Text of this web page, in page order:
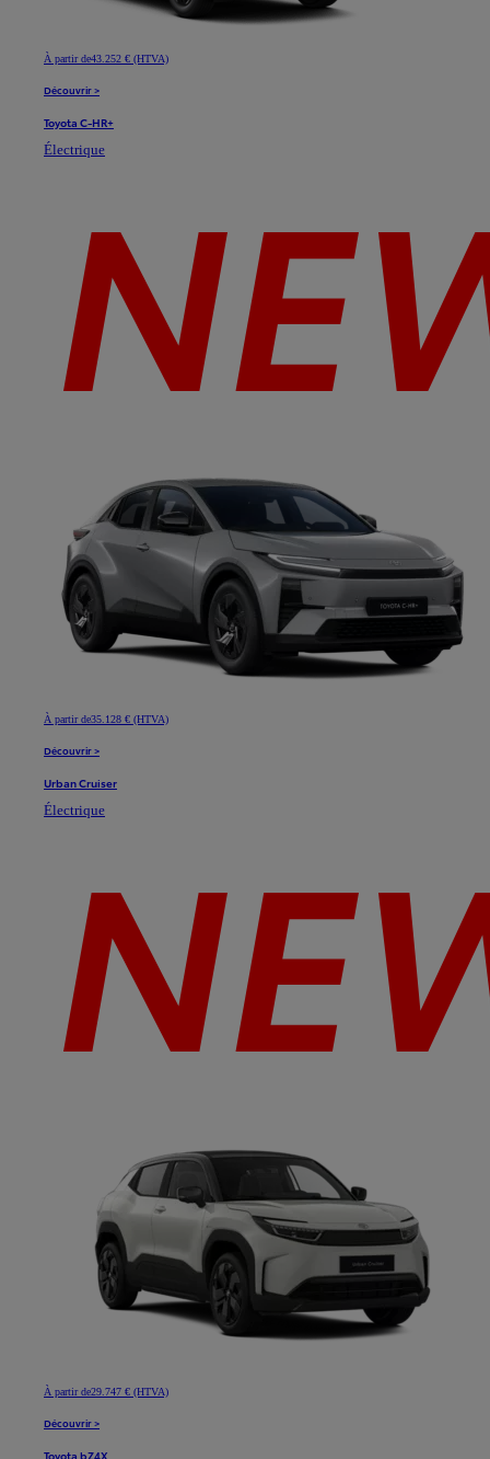
À partir de43.252 € (HTVA)
Découvrir >
Toyota C-HR+
Électrique
À partir de35.128 € (HTVA)
Découvrir >
Urban Cruiser
Électrique
À partir de29.747 € (HTVA)
Découvrir >
Toyota bZ4X